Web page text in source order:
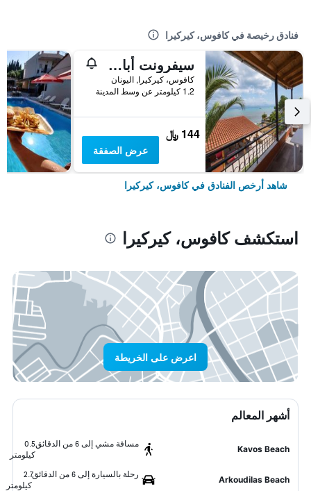
فنادق رخيصة في كافوس، كيركيرا
سيفرونت أبارتمينتس
كافوس، كيركيرا, اليونان
1.2 كيلومتر عن وسط المدينة
144 ﷼
عرض الصفقة
شاهد أرخص الفنادق في كافوس، كيركيرا
استكشف كافوس، كيركيرا
اعرض على الخريطة
أشهر المعالم
Kavos Beach
مسافة مشي إلى 6 من الدقائق
0.5
كيلومتر
Arkoudilas Beach
رحلة بالسيارة إلى 6 من الدقائق
2.7
كيلومتر